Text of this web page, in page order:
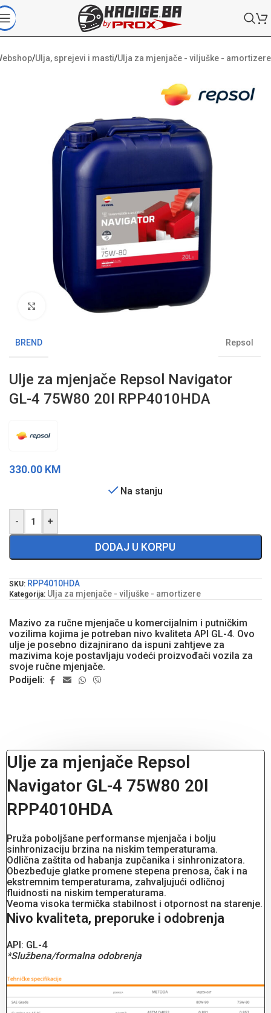
/Ulja, sprejevi i masti/Ulja za mjenjače - viljuške - amortizere
Klikni da uvećaš sliku
BREND Repsol
Ulje za mjenjače Repsol Navigator
GL-4 75W80 20l RPP4010HDA
330.00 KM
Na stanju
- +
DODAJ U KORPU
SKU: RPP4010HDA
Kategorija: Ulja za mjenjače - viljuške - amortizere
Mazivo za ručne mjenjače u komercijalnim i putničkim
vozilima kojima je potreban nivo kvaliteta API GL-4. Ovo
ulje je posebno dizajnirano da ispuni zahtjeve za
mazivima koje postavljaju vodeći proizvođači vozila za
svoje ručne mjenjače.
Podijeli:
Ulje za mjenjače Repsol
Navigator GL-4 75W80 20l
RPP4010HDA
Pruža poboljšane performanse mjenjača i bolju
sinhronizaciju brzina na niskim temperaturama.
Odlična zaštita od habanja zupčanika i sinhronizatora.
Obezbeđuje glatke promene stepena prenosa, čak i na
ekstremnim temperaturama, zahvaljujući odličnoj
fluidnosti na niskim temperaturama.
Veoma visoka termička stabilnost i otpornost na starenje.
Nivo kvaliteta, preporuke i odobrenja
API: GL-4
*Službena/formalna odobrenja